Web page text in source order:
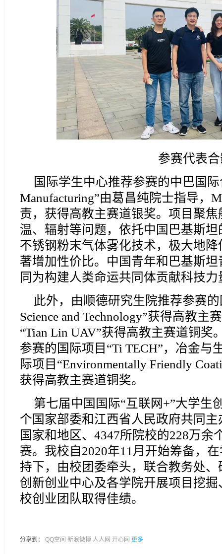
参赛代表
国际学生中心推荐参赛的中巴国际
Manufacturing”由葛昌纯院士指导，
责，获得高教主赛道银奖。项目聚
温、辐射等问题，依托中国巴基斯
不锈钢粉末气体雾化技术，极大地
著增加性价比。中国青年和巴基斯
同为构建人类命运共同体贡献科技力
此外，由顺德研究生院推荐参赛的
Science and Technology”获得高教主
“Tian Lin UAV”获得高教主赛道铜奖
参赛的国际项目“Ti TECH”，冶金与
际项目“Environmentally Friendly
获得高教主赛道铜奖。
第七届中国国际“互联网+”大学生
个国家部委和江西省人民政府共同
国家和地区、4347所院校的228万余
赛。我校自2020年11月开始筹备，
持下，由校团委牵头，联合教务处
创新创业中心及各学院开展项目挖
校创业团队取得佳绩。
分享到： QQ空间 新浪微博 人人网 开心网 更多